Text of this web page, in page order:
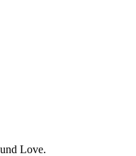
Love.